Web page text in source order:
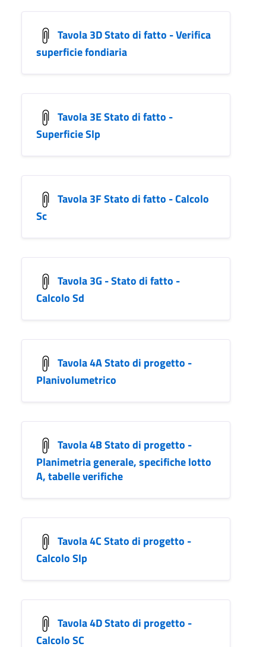
Tavola 3D Stato di fatto - Verifica
superficie fondiaria
Tavola 3E Stato di fatto -
Superficie Slp
Tavola 3F Stato di fatto - Calcolo
Sc
Tavola 3G - Stato di fatto -
Calcolo Sd
Tavola 4A Stato di progetto -
Planivolumetrico
Tavola 4B Stato di progetto -
Planimetria generale, specifiche lotto
A, tabelle verifiche
Tavola 4C Stato di progetto -
Calcolo Slp
Tavola 4D Stato di progetto -
Calcolo SC